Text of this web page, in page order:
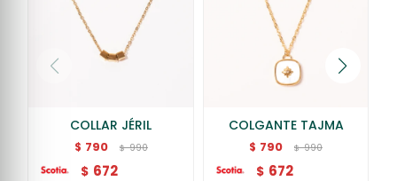
COLLAR JÉRIL
$ 790 $ 990
$ 672
COLGANTE TAJMA
$ 790 $ 990
$ 672